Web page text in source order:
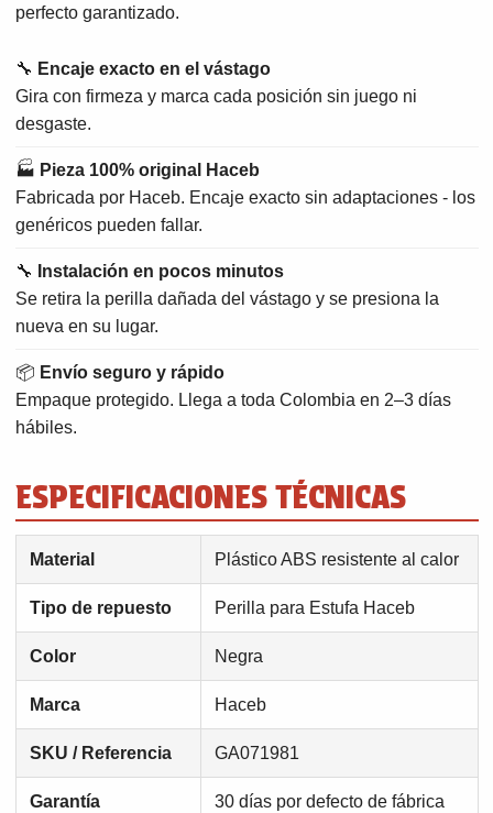
perfecto garantizado.
🔧 Encaje exacto en el vástago
Gira con firmeza y marca cada posición sin juego ni
desgaste.
🏭 Pieza 100% original Haceb
Fabricada por Haceb. Encaje exacto sin adaptaciones - los
genéricos pueden fallar.
🔧
Instalación en pocos minutos
Se retira la perilla dañada del vástago y se presiona la
nueva en su lugar.
📦 Envío seguro y rápido
Empaque protegido. Llega a toda Colombia en 2–3 días
hábiles.
ESPECIFICACIONES TÉCNICAS
Material Plástico ABS resistente al calor
Tipo de repuesto Perilla para Estufa Haceb
Color Negra
Marca Haceb
SKU / Referencia GA071981
Garantía 30 días por defecto de fábrica